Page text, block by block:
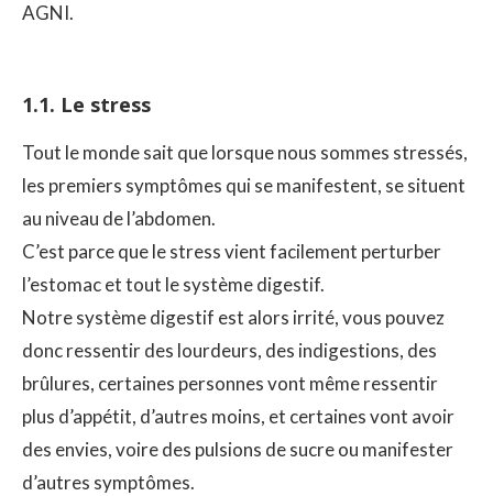
AGNI.
1.1. Le stress
Tout le monde sait que lorsque nous sommes stressés,
les premiers symptômes qui se manifestent, se situent
au niveau de l’abdomen.
C’est parce que le stress vient facilement perturber
l’estomac et tout le système digestif.
Notre système digestif est alors irrité, vous pouvez
donc ressentir des lourdeurs, des indigestions, des
brûlures, certaines personnes vont même ressentir
plus d’appétit, d’autres moins, et certaines vont avoir
des envies, voire des pulsions de sucre ou manifester
d’autres symptômes.